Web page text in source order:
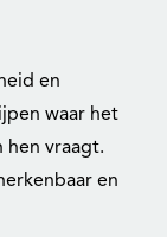
en
waar het
vraagt.
en